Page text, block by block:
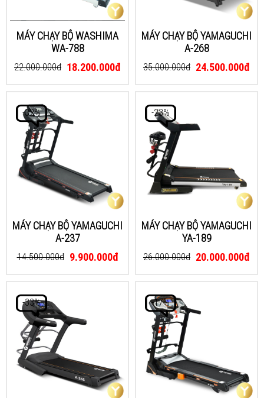
MÁY CHẠY BỘ WASHIMA
WA-788
22.000.000đ 18.200.000đ
MÁY CHẠY BỘ YAMAGUCHI
A-268
35.000.000đ 24.500.000đ
-32%
MÁY CHẠY BỘ YAMAGUCHI
A-237
14.500.000đ 9.900.000đ
-23%
MÁY CHẠY BỘ YAMAGUCHI
YA-189
26.000.000đ 20.000.000đ
-33% -17%